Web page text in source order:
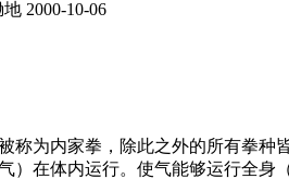
2000-10-06
为内家拳，除此之外的所有拳种
）在体内运行。使气能够运行全身